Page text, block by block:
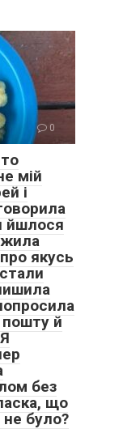
0
мій
і
йшлося
якусь
пошту й
без
що
було?